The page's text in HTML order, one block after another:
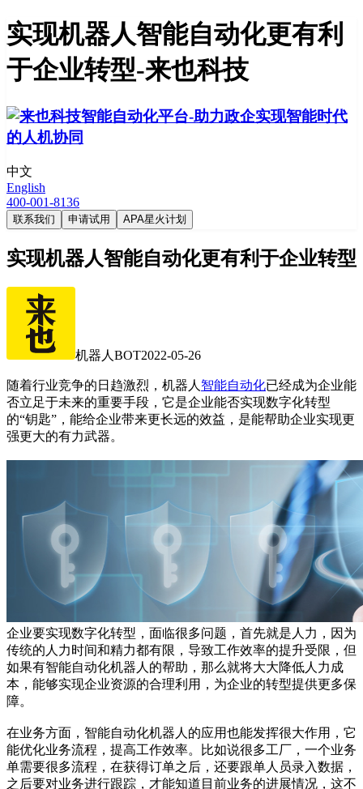
实现机器人智能自动化更有利
于企业转型-来也科技
中文
English
400-001-8136
联系我们 申请试用 APA星火计划
实现机器人智能自动化更有利于企业转型
机器人BOT2022-05-26
随着行业竞争的日趋激烈，机器人智能自动化已经成为企业能
否立足于未来的重要手段，它是企业能否实现数字化转型
的“钥匙”，能给企业带来更长远的效益，是能帮助企业实现更
强更大的有力武器。
企业要实现数字化转型，面临很多问题，首先就是人力，因为
传统的人力时间和精力都有限，导致工作效率的提升受限，但
如果有智能自动化机器人的帮助，那么就将大大降低人力成
本，能够实现企业资源的合理利用，为企业的转型提供更多保
障。
在业务方面，智能自动化机器人的应用也能发挥很大作用，它
能优化业务流程，提高工作效率。比如说很多工厂，一个业务
单需要很多流程，在获得订单之后，还要跟单人员录入数据，
之后要对业务进行跟踪，才能知道目前业务的进展情况，这不